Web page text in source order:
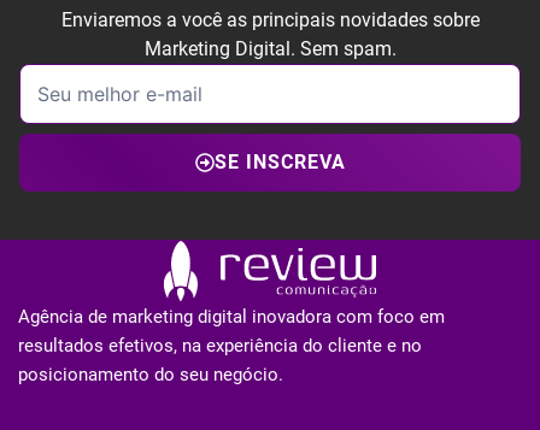
Enviaremos a você as principais novidades sobre
Marketing Digital. Sem spam.
SE INSCREVA
Agência de marketing digital inovadora com foco em
resultados efetivos, na experiência do cliente e no
posicionamento do seu negócio.